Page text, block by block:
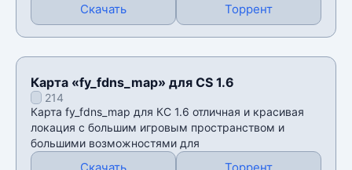
Скачать Торрент
Карта «fy_fdns_map» для CS 1.6
214
Карта fy_fdns_map для КС 1.6 отличная и красивая
локация с большим игровым пространством и
большими возможностями для
Скачать Торрент